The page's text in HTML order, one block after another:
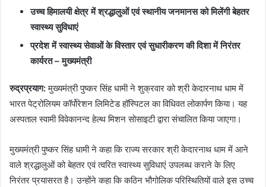
उच्च हिमालयी क्षेत्र में श्रद्धालुओं एवं स्थानीय जनमानस को मिलेंगी बेहतर
स्वास्थ्य सुविधाएं
प्रदेश में स्वास्थ्य सेवाओं के विस्तार एवं सुधारीकरण की दिशा में निरंतर
कार्यरत – मुख्यमंत्री
रुद्रप्रयाग:मुख्यमंत्री पुष्कर सिंह धामी ने शुक्रवार को श्री केदारनाथ धाम में
भारत पेट्रोलियम कॉर्पोरेशन लिमिटेड हॉस्पिटल का विधिवत लोकार्पण किया। यह
अस्पताल स्वामी विवेकानन्द हेल्थ मिशन सोसाइटी द्वारा संचालित किया जाएगा।
मुख्यमंत्री पुष्कर सिंह धामी ने कहा कि राज्य सरकार श्री केदारनाथ धाम में आने
वाले श्रद्धालुओं को बेहतर एवं त्वरित स्वास्थ्य सुविधाएं उपलब्ध कराने के लिए
निरंतर प्रयासरत है। उन्होंने कहा कि कठिन भौगोलिक परिस्थितियों वाले इस उच्च